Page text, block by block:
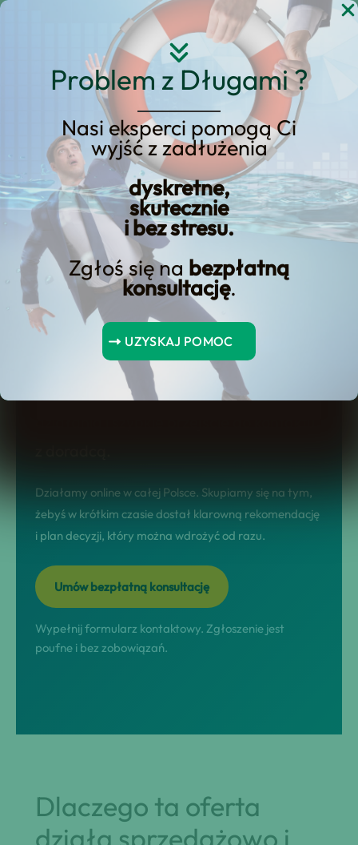
Problem z Długami ?
Nasi eksperci pomogą Ci
wyjść z zadłużenia
dyskretne,
skutecznie
i bez stresu.
Zgłoś się na bezpłatną
konsultację.
UZYSKAJ POMOC
Przejdź
KREDYT123.PL – OFERTA SPRZEDAŻOWA
upadłość konsumencka
uzasadnienie
Jeśli rozważasz upadłość konsumencka
uzasadnienie, potrzebujesz konkretnej
oferty sprzedażowej, a nie ogólników. Na
tej stronie dostajesz jasny model
współpracy, realne scenariusze
Działamy online w całej Polsce. Skupiamy się na tym,
żebyś w krótkim czasie dostał klarowną rekomendację
i plan decyzji, który można wdrożyć od razu.
Umów bezpłatną konsultację
Wypełnij formularz kontaktowy. Zgłoszenie jest
poufne i bez zobowiązań.
Dlaczego ta oferta